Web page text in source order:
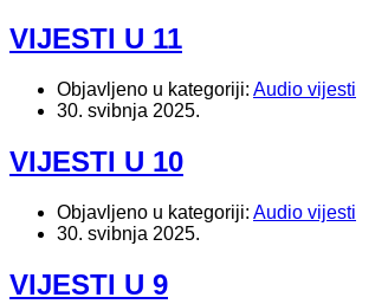
VIJESTI U 11
Objavljeno u kategoriji: Audio vijesti
30. svibnja 2025.
VIJESTI U 10
Objavljeno u kategoriji: Audio vijesti
30. svibnja 2025.
VIJESTI U 9